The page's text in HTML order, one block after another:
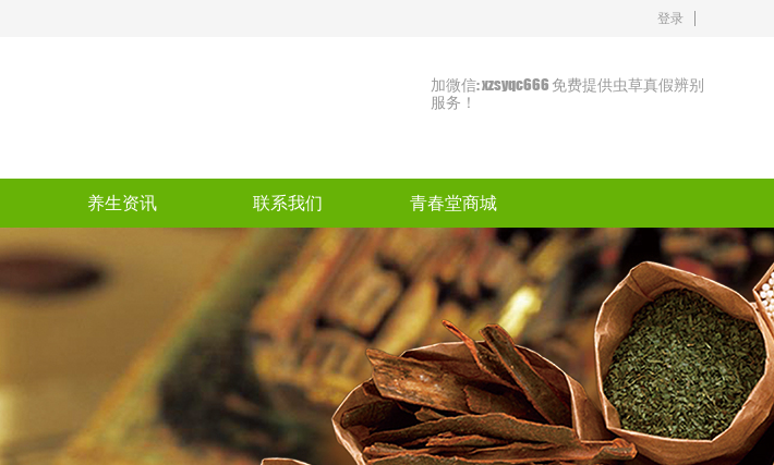
登录
加微信: xzsyqc666 免费提供虫草真假辨别
服务！
养生资讯 联系我们 青春堂商城